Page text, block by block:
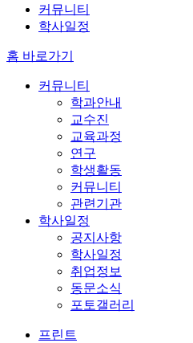
커뮤니티
학사일정
홈 바로가기
커뮤니티
학과안내
교수진
교육과정
연구
학생활동
커뮤니티
관련기관
학사일정
공지사항
학사일정
취업정보
동문소식
포토갤러리
프린트